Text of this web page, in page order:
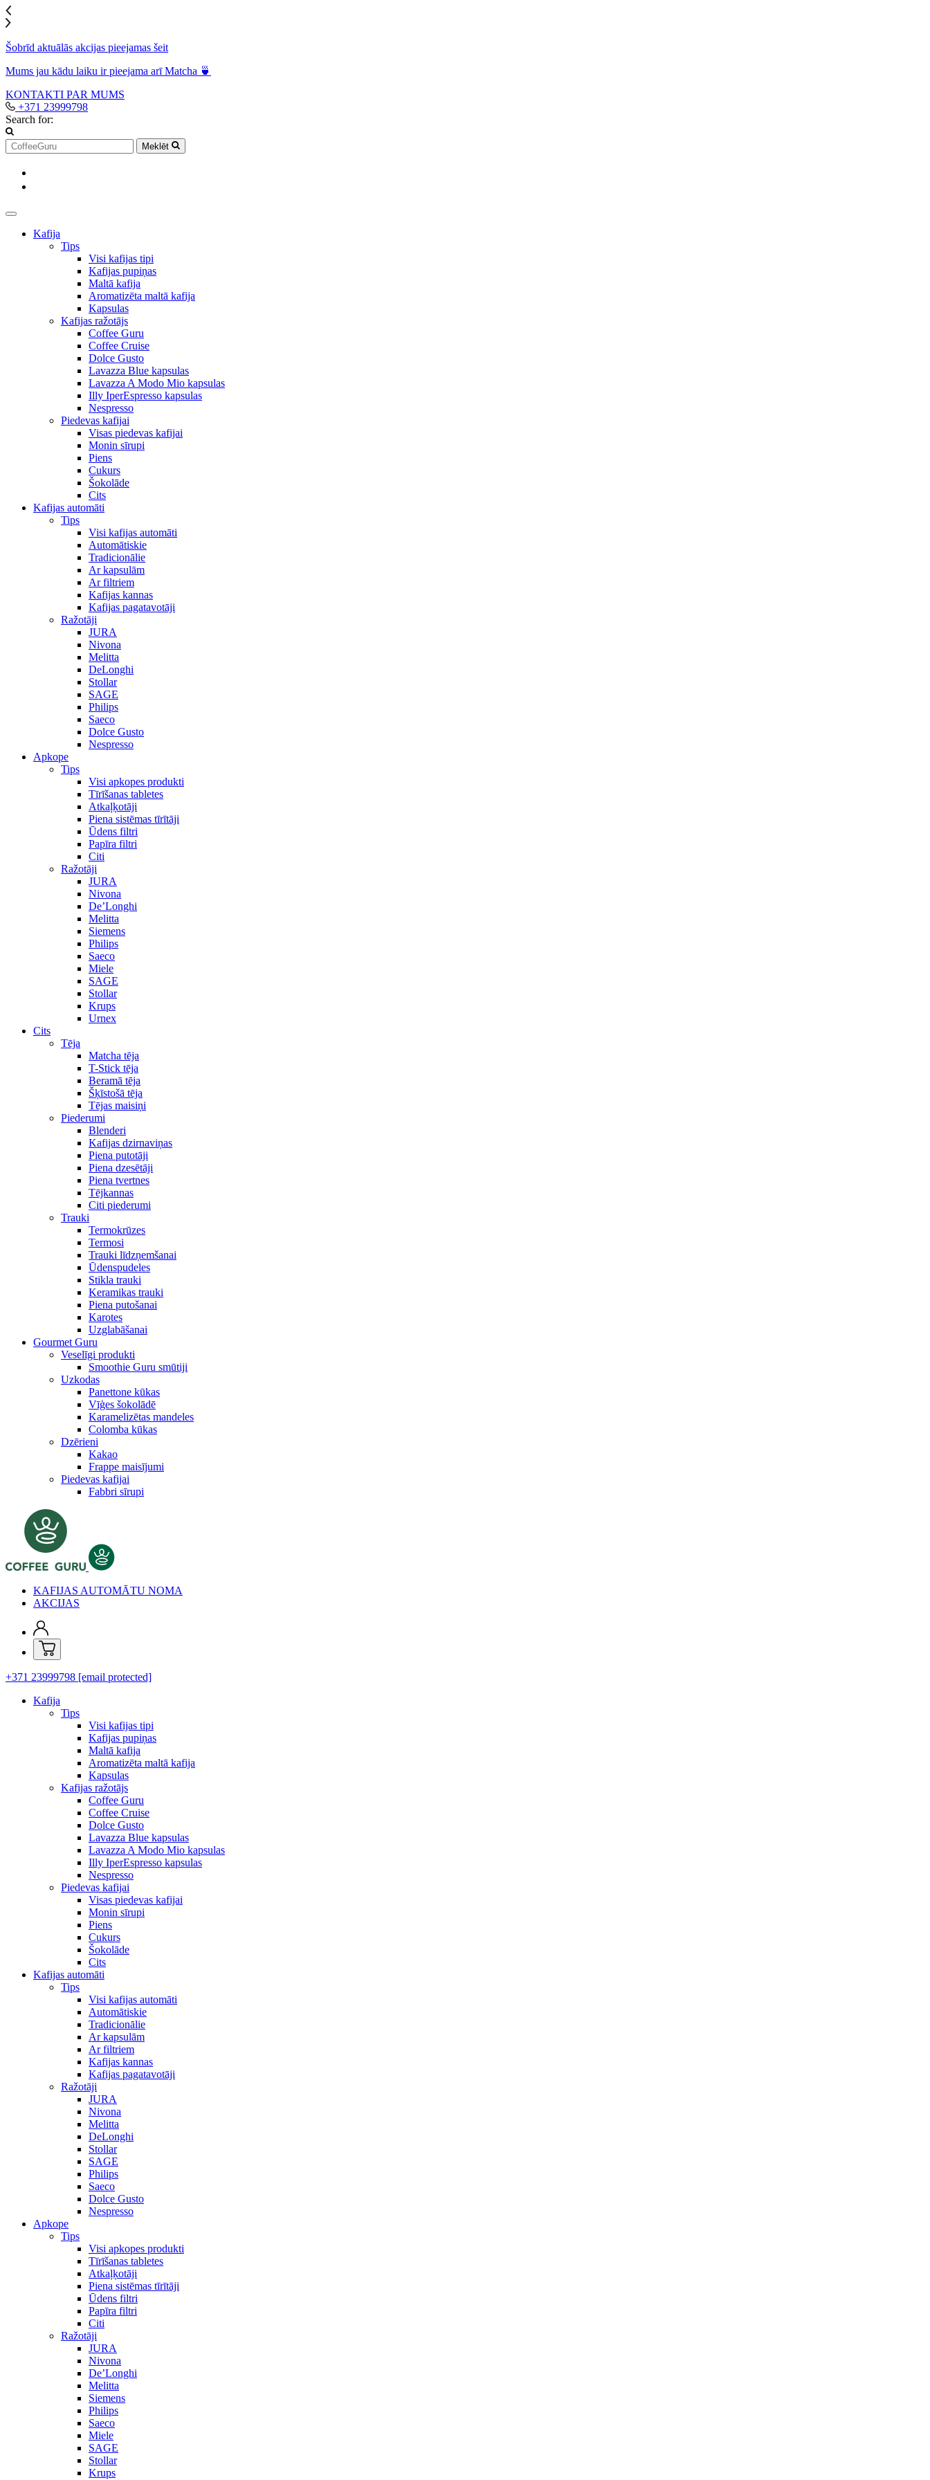
Šobrīd aktuālās akcijas pieejamas šeit
Mums jau kādu laiku ir pieejama arī Matcha 🍵
KONTAKTI PAR MUMS
+371 23999798
Search for:
Meklēt
Kafija
Tips
Visi kafijas tipi
Kafijas pupiņas
Maltā kafija
Aromatizēta maltā kafija
Kapsulas
Kafijas ražotājs
Coffee Guru
Coffee Cruise
Dolce Gusto
Lavazza Blue kapsulas
Lavazza A Modo Mio kapsulas
Illy IperEspresso kapsulas
Nespresso
Piedevas kafijai
Visas piedevas kafijai
Monin sīrupi
Piens
Cukurs
Šokolāde
Cits
Kafijas automāti
Tips
Visi kafijas automāti
Automātiskie
Tradicionālie
Ar kapsulām
Ar filtriem
Kafijas kannas
Kafijas pagatavotāji
Ražotāji
JURA
Nivona
Melitta
DeLonghi
Stollar
SAGE
Philips
Saeco
Dolce Gusto
Nespresso
Apkope
Tips
Visi apkopes produkti
Tīrīšanas tabletes
Atkaļķotāji
Piena sistēmas tīrītāji
Ūdens filtri
Papīra filtri
Citi
Ražotāji
JURA
Nivona
De’Longhi
Melitta
Siemens
Philips
Saeco
Miele
SAGE
Stollar
Krups
Urnex
Cits
Tēja
Matcha tēja
T-Stick tēja
Beramā tēja
Šķīstošā tēja
Tējas maisiņi
Piederumi
Blenderi
Kafijas dzirnaviņas
Piena putotāji
Piena dzesētāji
Piena tvertnes
Tējkannas
Citi piederumi
Trauki
Termokrūzes
Termosi
Trauki līdzņemšanai
Ūdenspudeles
Stikla trauki
Keramikas trauki
Piena putošanai
Karotes
Uzglabāšanai
Gourmet Guru
Veselīgi produkti
Smoothie Guru smūtiji
Uzkodas
Panettone kūkas
Vīģes šokolādē
Karamelizētas mandeles
Colomba kūkas
Dzērieni
Kakao
Frappe maisījumi
Piedevas kafijai
Fabbri sīrupi
KAFIJAS AUTOMĀTU NOMA
AKCIJAS
+371 23999798 [email protected]
Kafija
Tips
Visi kafijas tipi
Kafijas pupiņas
Maltā kafija
Aromatizēta maltā kafija
Kapsulas
Kafijas ražotājs
Coffee Guru
Coffee Cruise
Dolce Gusto
Lavazza Blue kapsulas
Lavazza A Modo Mio kapsulas
Illy IperEspresso kapsulas
Nespresso
Piedevas kafijai
Visas piedevas kafijai
Monin sīrupi
Piens
Cukurs
Šokolāde
Cits
Kafijas automāti
Tips
Visi kafijas automāti
Automātiskie
Tradicionālie
Ar kapsulām
Ar filtriem
Kafijas kannas
Kafijas pagatavotāji
Ražotāji
JURA
Nivona
Melitta
DeLonghi
Stollar
SAGE
Philips
Saeco
Dolce Gusto
Nespresso
Apkope
Tips
Visi apkopes produkti
Tīrīšanas tabletes
Atkaļķotāji
Piena sistēmas tīrītāji
Ūdens filtri
Papīra filtri
Citi
Ražotāji
JURA
Nivona
De’Longhi
Melitta
Siemens
Philips
Saeco
Miele
SAGE
Stollar
Krups